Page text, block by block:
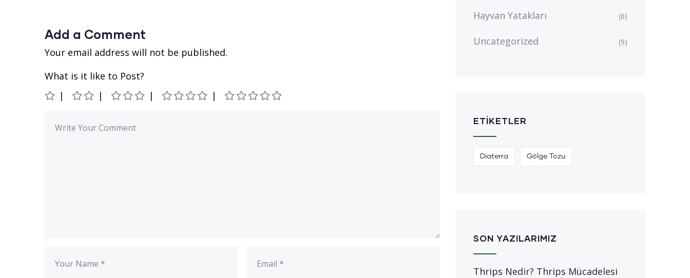
Add a Comment
Your email address will not be published.
What is it like to Post?
Hayvan Yatakları (6)
Uncategorized (9)
ETIKETLER
Diaterra Gölge Tozu
SON YAZILARIMIZ
Thrips Nedir? Thrips Mücadelesi